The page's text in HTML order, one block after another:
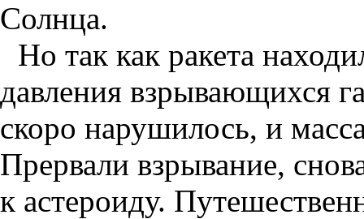
Солнца.
Но так как ракета
давления взрывающихся
скоро нарушилось, и
Прервали взрывание,
к астероиду.